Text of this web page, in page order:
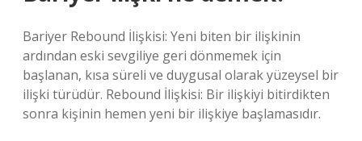
Bariyer Rebound İlişkisi: Yeni biten bir ilişkinin
ardından eski sevgiliye geri dönmemek için
başlanan, kısa süreli ve duygusal olarak yüzeysel bir
ilişki türüdür. Rebound İlişkisi: Bir ilişkiyi bitirdikten
sonra kişinin hemen yeni bir ilişkiye başlamasıdır.